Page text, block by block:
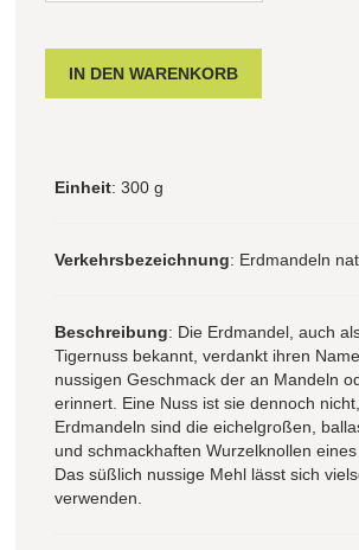
Einheit: 300 g
Verkehrsbezeichnung: Erdmandeln
Beschreibung: Die Erdmandel, auch
Tigernuss bekannt, verdankt ihren
nussigen Geschmack der an Mandeln
erinnert. Eine Nuss ist sie dennoch
Erdmandeln sind die eichelgroßen,
und schmackhaften Wurzelknollen
Das süßlich nussige Mehl lässt sich
verwenden.